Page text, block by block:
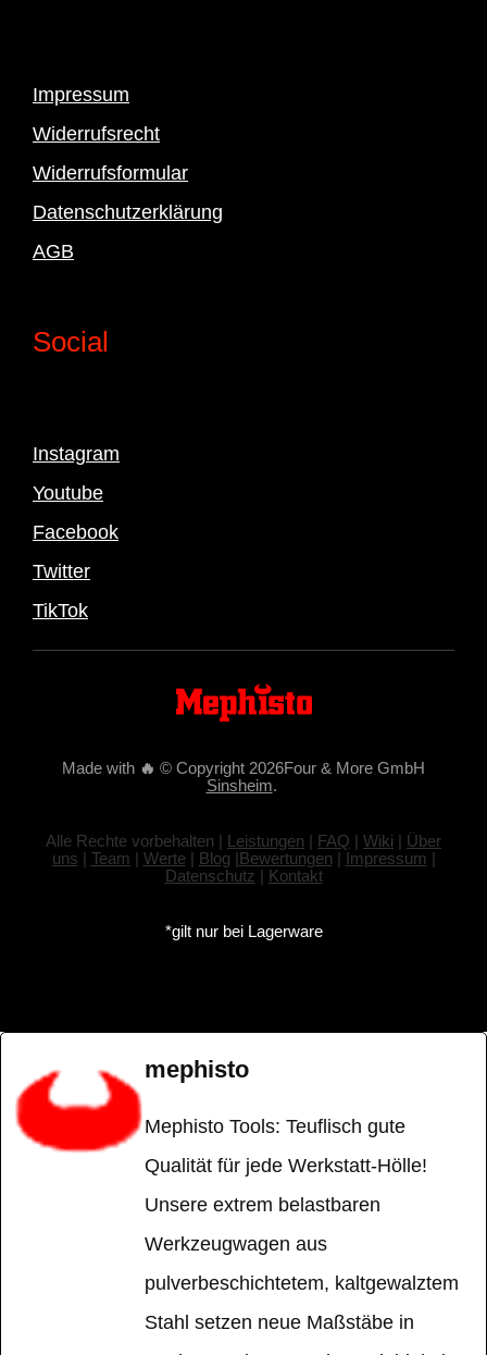
Impressum
Widerrufsrecht
Widerrufsformular
Datenschutzerklärung
AGB
Social
Instagram
Youtube
Facebook
Twitter
TikTok
Made with 🔥 © Copyright 2026Four & More GmbH
Sinsheim.
Alle Rechte vorbehalten | Leistungen | FAQ | Wiki | Über
uns | Team | Werte| Blog |Bewertungen | Impressum |
Datenschutz | Kontakt
*gilt nur bei Lagerware
mephisto
Mephisto Tools: Teuflisch gute
Qualität für jede Werkstatt-Hölle!
Unsere extrem belastbaren
Werkzeugwagen aus
pulverbeschichtetem, kaltgewalztem
Stahl setzen neue Maßstäbe in